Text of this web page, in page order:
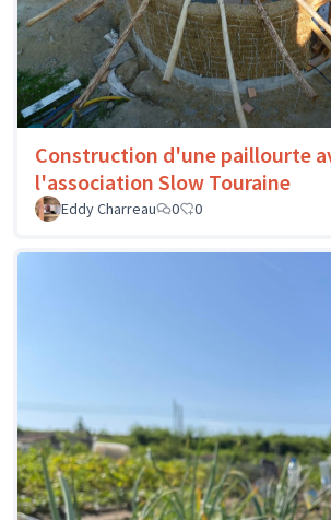
Construction d'une paillourte
l'association Slow Touraine
Eddy Charreau
0 0